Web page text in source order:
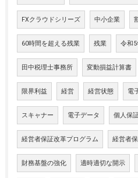
FXクラウドシリーズ 中小企業
60時間を超える残業 残業 令和5
田中税理士事務所 変動損益計算書
限界利益 経営 経営状態 電
スキャナー 電子データ 個人保
経営者保証改革プログラム 経営者
財務基盤の強化 適時適切な開示